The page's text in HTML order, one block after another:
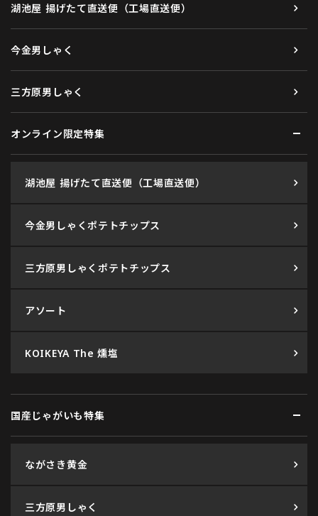
湖池屋 揚げたて直送便（工場直送便）
今金男しゃく
三方原男しゃく
オンライン限定特集
湖池屋 揚げたて直送便（工場直送便）
今金男しゃくポテトチップス
三方原男しゃくポテトチップス
アソート
KOIKEYA The 燻塩
国産じゃがいも特集
ながさき黄金
三方原男しゃく